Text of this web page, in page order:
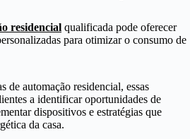
residencial qualificada pode oferecer
para otimizar o consumo de
de automação residencial, essas
a identificar oportunidades de
dispositivos e estratégias que
da casa.